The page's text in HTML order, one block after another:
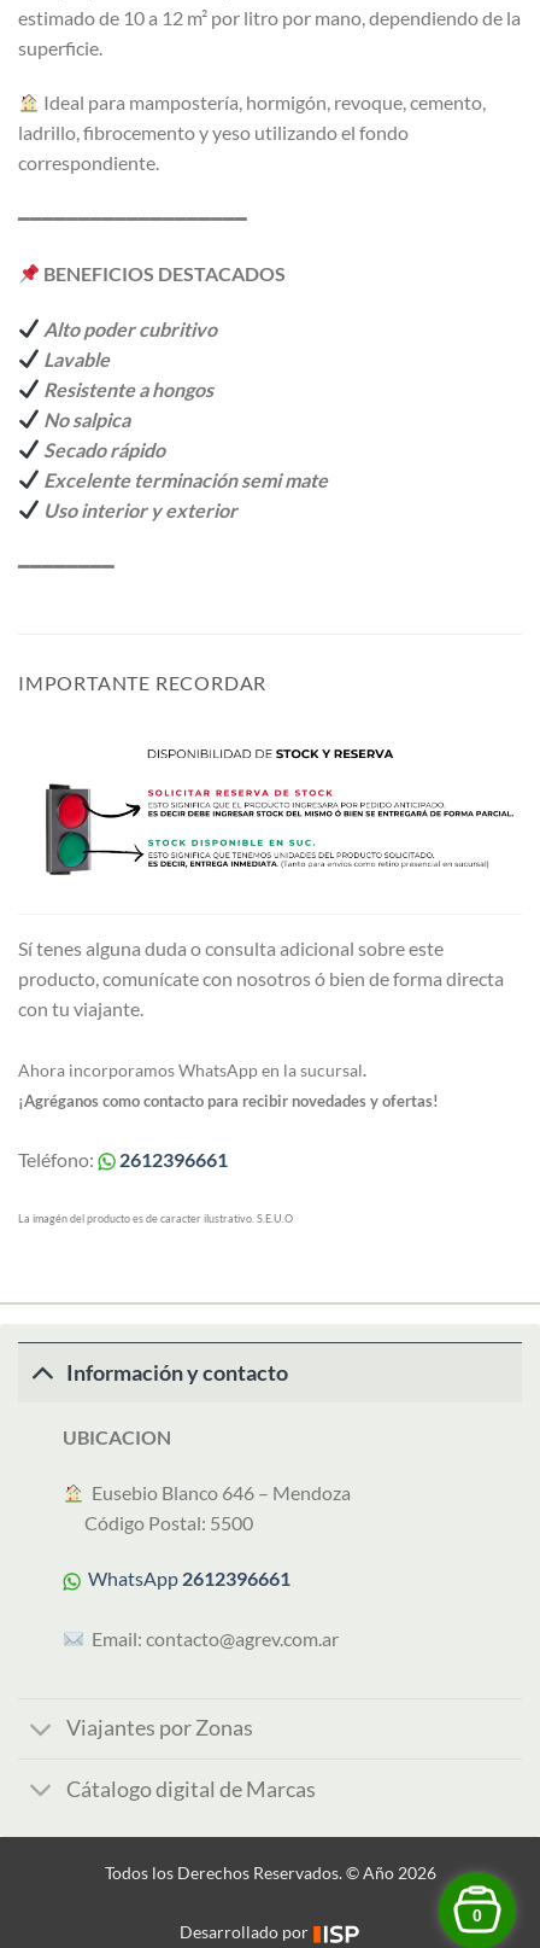
estimado de 10 a 12 m² por litro por mano, dependiendo de la
superficie.
Ideal para mampostería, hormigón, revoque, cemento,
ladrillo, fibrocemento y yeso utilizando el fondo
correspondiente.
━━━━━━━━━━━━━━━━━━━
BENEFICIOS DESTACADOS
Alto poder cubritivo
Lavable
Resistente a hongos
No salpica
Secado rápido
Excelente terminación semi mate
Uso interior y exterior
━━━━━━━━
IMPORTANTE RECORDAR
Sí tenes alguna duda o consulta adicional sobre este
producto, comunícate con nosotros ó bien de forma directa
con tu viajante.
Ahora incorporamos WhatsApp en la sucursal.
¡Agréganos como contacto para recibir novedades y ofertas!
Teléfono: 2612396661
La imagén del producto es de caracter ilustrativo. S.E.U.O
Información y contacto
UBICACION
︎ Eusebio Blanco 646 – Mendoza
Código Postal: 5500
WhatsApp 2612396661
Email:contacto@agrev.com.ar
Viajantes por Zonas
Cátalogo digital de Marcas
Todos los Derechos Reservados. © Año 2026
Desarrollado por
0